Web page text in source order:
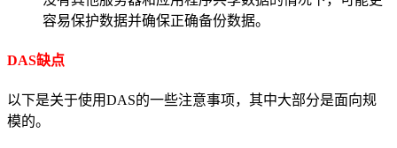
容易保护数据并确保正确备份数据。
DAS缺点
以下是关于使用DAS的一些注意事项，其中大部分是面向规
模的。